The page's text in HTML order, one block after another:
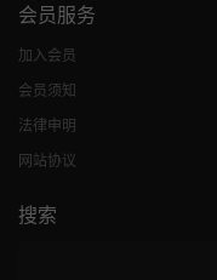
会员服务
加入会员
会员须知
法律申明
网站协议
搜索